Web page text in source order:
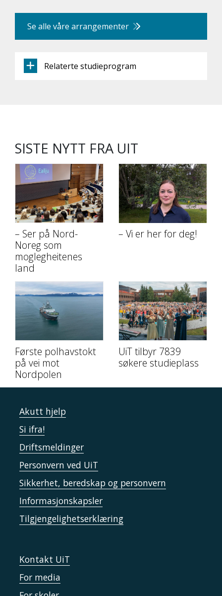
Se alle våre arrangementer
Relaterte studieprogram
SISTE NYTT FRA UIT
– Ser på Nord-
Noreg som
moglegheitenes
land
– Vi er her for deg!
Første polhavstokt
på vei mot
Nordpolen
UiT tilbyr 7839
søkere studieplass
Akutt hjelp
Si ifra!
Driftsmeldinger
Personvern ved UiT
Sikkerhet, beredskap og personvern
Informasjonskapsler
Tilgjengelighetserklæring
Kontakt UiT
For media